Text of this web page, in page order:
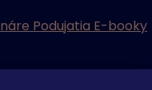
Podujatia E-booky